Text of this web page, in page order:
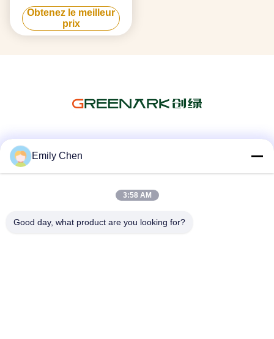
Hibachi conçu pour
l'hôtel/plaza de nourriture
Obtenez le meilleur
prix
Emily Chen
3:58 AM
Good day, what product are you looking for?